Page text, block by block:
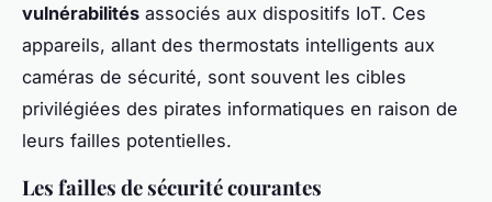
vulnérabilités associés aux dispositifs IoT. Ces
appareils, allant des thermostats intelligents aux
caméras de sécurité, sont souvent les cibles
privilégiées des pirates informatiques en raison de
leurs failles potentielles.
Les failles de sécurité courantes